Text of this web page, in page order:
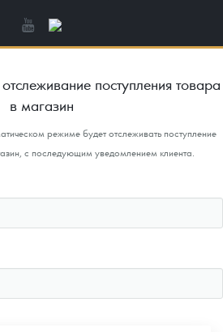
поступления товара
в магазин
режиме будет отслеживать поступление
с последующим уведомлением клиента.